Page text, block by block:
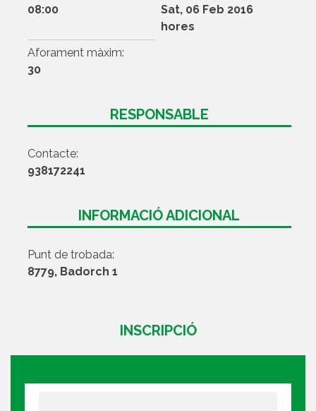
08:00
Sat, 06 Feb 2016
hores
Aforament màxim:
30
RESPONSABLE
Contacte:
938172241
INFORMACIÓ ADICIONAL
Punt de trobada:
8779, Badorch 1
INSCRIPCIÓ